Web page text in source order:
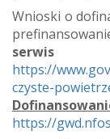
Wnioski o
serwis
https://
czyste-
https://